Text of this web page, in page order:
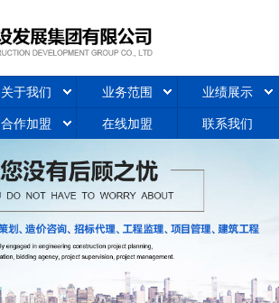
关于我们 业务范围 业绩展示
合作加盟 在线加盟 联系我们